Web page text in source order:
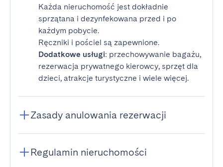
Każda nieruchomość jest dokładnie
sprzątana i dezynfekowana przed i po
każdym pobycie.
Ręczniki i pościel są zapewnione.
Dodatkowe usługi: przechowywanie bagażu,
rezerwacja prywatnego kierowcy, sprzęt dla
dzieci, atrakcje turystyczne i wiele więcej.
Zasady anulowania rezerwacji
Regulamin nieruchomości